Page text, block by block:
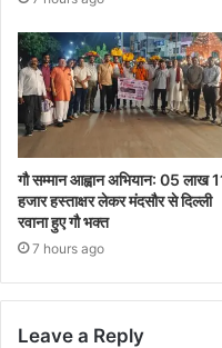
गौ सम्मान आह्वान अभियान: 05 लाख
हजार हस्ताक्षर लेकर मंदसौर से दिल्ली
रवाना हुए गौ भक्त
7 hours ago
Leave a Reply